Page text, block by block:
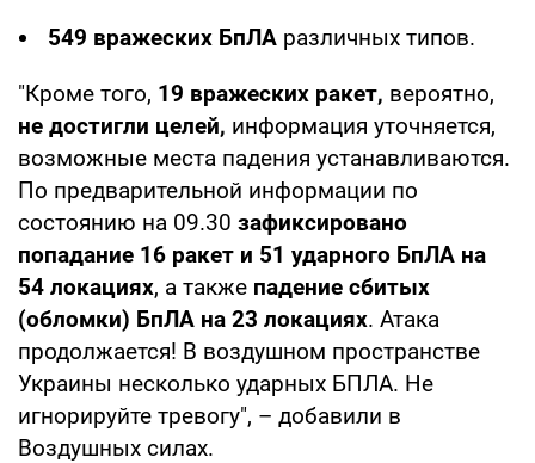
549 вражеских БпЛА различных типов.
"Кроме того, 19 вражеских ракет, вероятно,
не достигли целей, информация уточняется,
возможные места падения устанавливаются.
По предварительной информации по
состоянию на 09.30 зафиксировано
попадание 16 ракет и 51 ударного БпЛА на
54 локациях, а также падение сбитых
(обломки) БпЛА на 23 локациях. Атака
продолжается! В воздушном пространстве
Украины несколько ударных БПЛА. Не
игнорируйте тревогу", – добавили в
Воздушных силах.